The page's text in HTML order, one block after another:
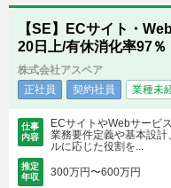
【SE】ECサイト・
20日上/有休消化率97％
株式会社アスペア
正社員
契約社員 業種未
仕事
内容
ECサイトやWebサービ
業務要件定義や基本設
ルに応じた役割を...
推定
年収
300万円〜600万円